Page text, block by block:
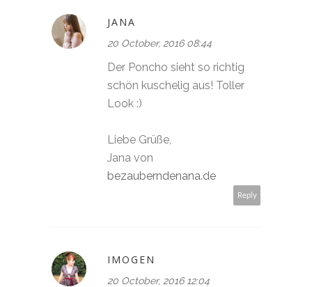
JANA
20 October, 2016 08:44
Der Poncho sieht so richtig
schön kuschelig aus! Toller
Look :)
Liebe Grüße,
Jana von
bezauberndenana.de
Reply
IMOGEN
20 October, 2016 12:04